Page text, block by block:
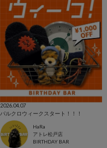
2026.04.07
パルクロウィークスタート！！！
HaRa
アトレ松戸店
BIRTHDAY BAR